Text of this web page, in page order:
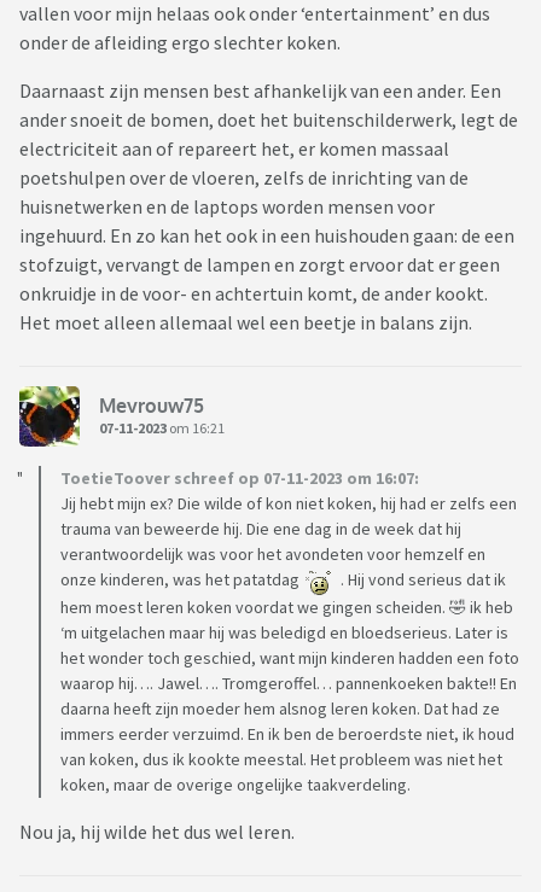
vallen voor mijn helaas ook onder ‘entertainment’ en dus
onder de afleiding ergo slechter koken.
Daarnaast zijn mensen best afhankelijk van een ander. Een
ander snoeit de bomen, doet het buitenschilderwerk, legt de
electriciteit aan of repareert het, er komen massaal
poetshulpen over de vloeren, zelfs de inrichting van de
huisnetwerken en de laptops worden mensen voor
ingehuurd. En zo kan het ook in een huishouden gaan: de een
stofzuigt, vervangt de lampen en zorgt ervoor dat er geen
onkruidje in de voor- en achtertuin komt, de ander kookt.
Het moet alleen allemaal wel een beetje in balans zijn.
Mevrouw75
07-11-2023 om 16:21
ToetieToover schreef op 07-11-2023 om 16:07:
Jij hebt mijn ex? Die wilde of kon niet koken, hij had er zelfs een
trauma van beweerde hij. Die ene dag in de week dat hij
verantwoordelijk was voor het avondeten voor hemzelf en
onze kinderen, was het patatdag
. Hij vond serieus dat ik
hem moest leren koken voordat we gingen scheiden. 🤣 ik heb
‘m uitgelachen maar hij was beledigd en bloedserieus. Later is
het wonder toch geschied, want mijn kinderen hadden een foto
waarop hij…. Jawel…. Tromgeroffel… pannenkoeken bakte!! En
daarna heeft zijn moeder hem alsnog leren koken. Dat had ze
immers eerder verzuimd. En ik ben de beroerdste niet, ik houd
van koken, dus ik kookte meestal. Het probleem was niet het
koken, maar de overige ongelijke taakverdeling.
Nou ja, hij wilde het dus wel leren.